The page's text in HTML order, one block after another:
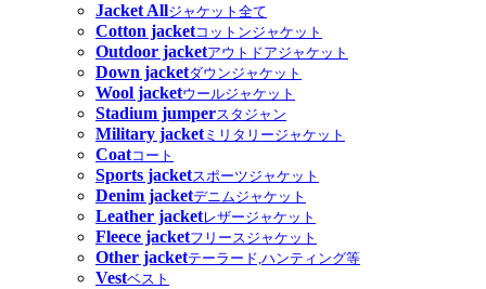
Jacket Allジャケット全て
Cotton jacketコットンジャケット
Outdoor jacketアウトドアジャケット
Down jacketダウンジャケット
Wool jacketウールジャケット
Stadium jumperスタジャン
Military jacketミリタリージャケット
Coatコート
Sports jacketスポーツジャケット
Denim jacketデニムジャケット
Leather jacketレザージャケット
Fleece jacketフリースジャケット
Other jacketテーラード,ハンティング等
Vestベスト